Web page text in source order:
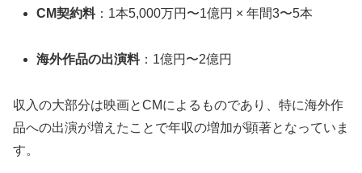
CM契約料：1本5,000万円〜1億円 × 年間3〜5本
海外作品の出演料：1億円〜2億円
収入の大部分は映画とCMによるものであり、特に海外作
品への出演が増えたことで年収の増加が顕著となっていま
す。